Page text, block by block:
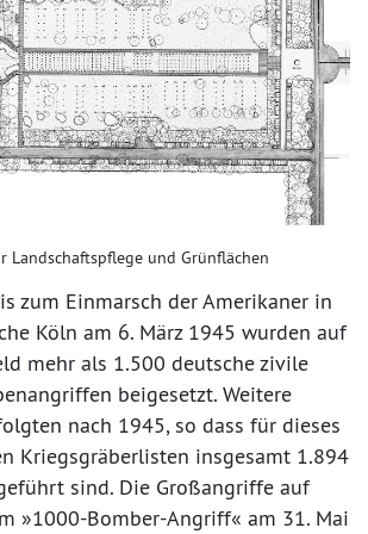
Landschaftspflege und Grünflächen
zum Einmarsch der Amerikaner in
Köln am 6. März 1945 wurden auf
mehr als 1.500 deutsche zivile
beigesetzt. Weitere
nach 1945, so dass für dieses
Kriegsgräberlisten insgesamt 1.894
sind. Die Großangriffe auf
»1000-Bomber-Angriff« am 31. Mai